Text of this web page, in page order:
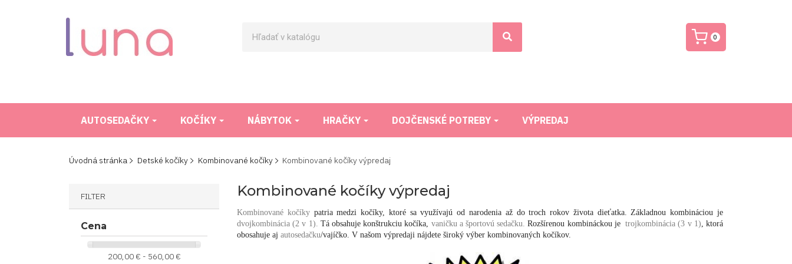
0
AUTOSEDAČKY KOČÍKY NÁBYTOK HRAČKY DOJČENSKÉ POTREBY VÝPREDAJ
Úvodná stránka Detské kočíky Kombinované kočíky Kombinované kočíky výpredaj
FILTER
Cena
200,00 € - 560,00 €
Kombinované kočíky výpredaj
Kombinované kočíkypatria medzi kočíky, ktoré sa využívajú od narodenia až do troch rokov života dieťatka. Základnou kombináciou je
dvojkombinácia (2 v 1). Tá obsahuje konštrukciu kočíka, vaničku a športovú sedačku. Rozšírenou kombináckou je trojkombinácia (3 v 1), ktorá
obosahuje aj autosedačku/vajíčko. V našom výpredaji nájdete široký výber kombinovaných kočíkov.